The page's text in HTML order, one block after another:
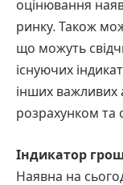
оцінювання
ринку. Також
що можуть
існуючих
інших важливих
розрахунком
Індикатор
Наявна на